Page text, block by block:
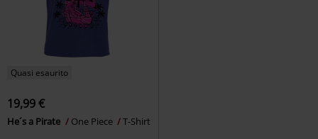
Quasi esaurito
19,99 €
He´s a Pirate One Piece T-Shirt